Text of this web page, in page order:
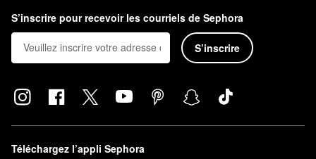
S’inscrire pour recevoir les courriels de Sephora
S’inscrire
Téléchargez l’appli Sephora